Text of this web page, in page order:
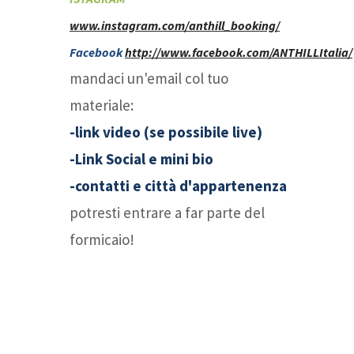
www.instagram.com/anthill_booking/
Facebookhttp://www.facebook.com/ANTHILLItalia/
mandaci un'email col tuo
materiale:
-link video (se possibile live)
-Link Social e mini bio
-contatti e città d'appartenenza
potresti entrare a far parte del
formicaio!